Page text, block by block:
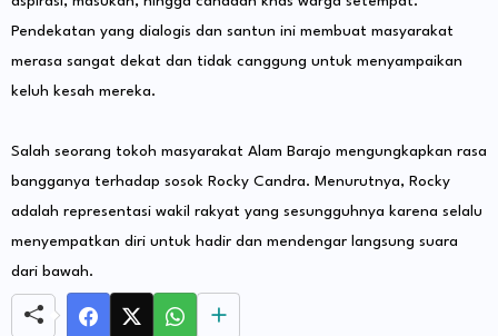
Pendekatan yang dialogis dan santun ini membuat masyarakat
merasa sangat dekat dan tidak canggung untuk menyampaikan
keluh kesah mereka.
Salah seorang tokoh masyarakat Alam Barajo mengungkapkan rasa
bangganya terhadap sosok Rocky Candra. Menurutnya, Rocky
adalah representasi wakil rakyat yang sesungguhnya karena selalu
menyempatkan diri untuk hadir dan mendengar langsung suara
dari bawah.